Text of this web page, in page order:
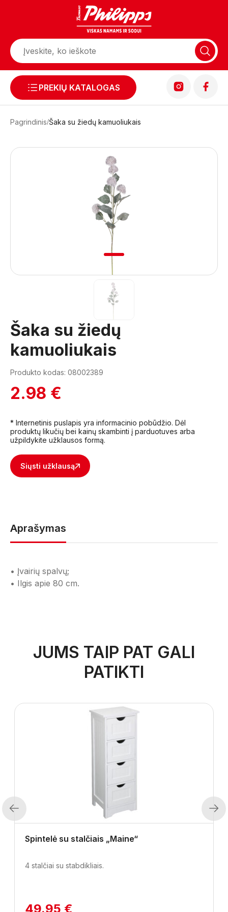
PREKIŲ KATALOGAS
Pagrindinis Šaka su žiedų kamuoliukais
1
Šaka su žiedų
kamuoliukais
Produkto kodas: 08002389
2.98 €
* Internetinis puslapis yra informacinio pobūdžio. Dėl
produktų likučių bei kainų skambinti į parduotuves arba
užpildykite užklausos formą.
Siųsti užklausą
Aprašymas
• Įvairių spalvų;
• Ilgis apie 80 cm.
JUMS TAIP PAT GALI
PATIKTI
Previous
Spintelė su stalčiais „Maine“
4 stalčiai su stabdikliais.
49.95 €
Next